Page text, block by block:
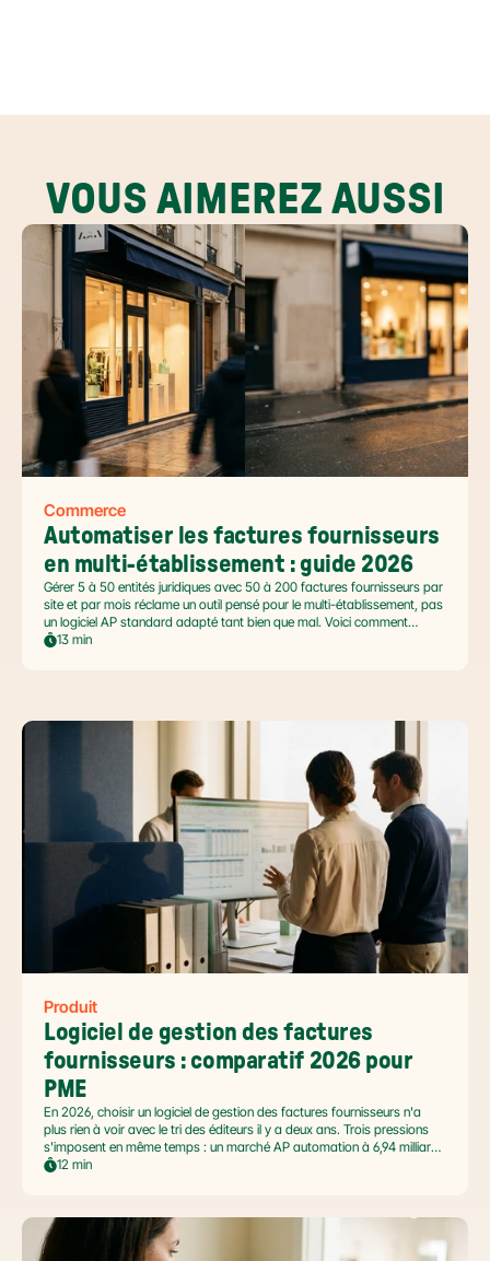
VOUS AIMEREZ AUSSI
Commerce
Automatiser les factures fournisseurs
en multi-établissement : guide 2026
Gérer 5 à 50 entités juridiques avec 50 à 200 factures fournisseurs par
site et par mois réclame un outil pensé pour le multi-établissement, pas
un logiciel AP standard adapté tant bien que mal. Voici comment
automatiser sans casser la gouvernance locale, capturer le levier BFR
13 min
Produit
Logiciel de gestion des factures
fournisseurs : comparatif 2026 pour
PME
En 2026, choisir un logiciel de gestion des factures fournisseurs n'a
plus rien à voir avec le tri des éditeurs il y a deux ans. Trois pressions
s'imposent en même temps : un marché AP automation à 6,94 milliards
USD en pleine accélération, une réforme facture électronique 2026 qui
de traitement, selon Forrester 2026). Ce comparatif passe en revue 8
outils pertinents pour les PME françaises et le positionnement de Libeo
dans ce paysage en mouvement.
12 min